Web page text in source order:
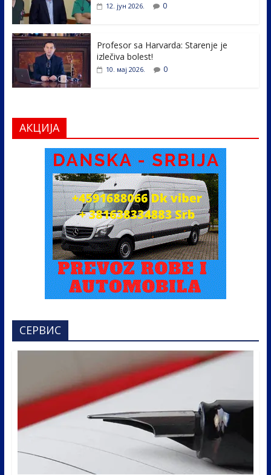
12. јун 2026. 0
Profesor sa Harvarda: Starenje je
izlečiva bolest!
10. мај 2026. 0
АКЦИЈА
СЕРВИС